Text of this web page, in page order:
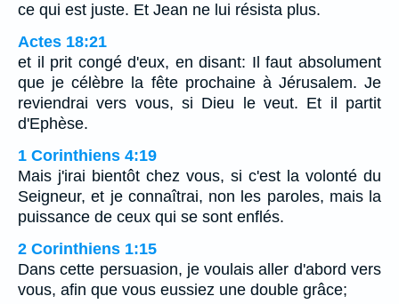
ce qui est juste. Et Jean ne lui résista plus.
Actes 18:21
et il prit congé d'eux, en disant: Il faut absolument
que je célèbre la fête prochaine à Jérusalem. Je
reviendrai vers vous, si Dieu le veut. Et il partit
d'Ephèse.
1 Corinthiens 4:19
Mais j'irai bientôt chez vous, si c'est la volonté du
Seigneur, et je connaîtrai, non les paroles, mais la
puissance de ceux qui se sont enflés.
2 Corinthiens 1:15
Dans cette persuasion, je voulais aller d'abord vers
vous, afin que vous eussiez une double grâce;